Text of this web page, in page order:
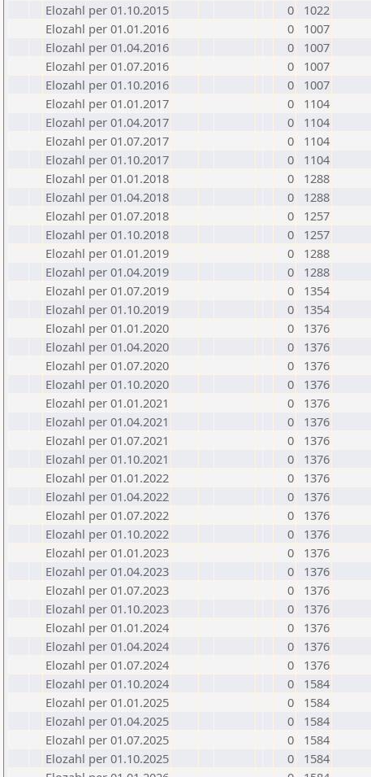
Elozahl per 01.10.2015
0
1022
Elozahl per 01.01.2016
0
1007
Elozahl per 01.04.2016
0
1007
Elozahl per 01.07.2016
0
1007
Elozahl per 01.10.2016
0
1007
Elozahl per 01.01.2017
0
1104
Elozahl per 01.04.2017
0
1104
Elozahl per 01.07.2017
0
1104
Elozahl per 01.10.2017
0
1104
Elozahl per 01.01.2018
0
1288
Elozahl per 01.04.2018
0
1288
Elozahl per 01.07.2018
0
1257
Elozahl per 01.10.2018
0
1257
Elozahl per 01.01.2019
0
1288
Elozahl per 01.04.2019
0
1288
Elozahl per 01.07.2019
0
1354
Elozahl per 01.10.2019
0
1354
Elozahl per 01.01.2020
0
1376
Elozahl per 01.04.2020
0
1376
Elozahl per 01.07.2020
0
1376
Elozahl per 01.10.2020
0
1376
Elozahl per 01.01.2021
0
1376
Elozahl per 01.04.2021
0
1376
Elozahl per 01.07.2021
0
1376
Elozahl per 01.10.2021
0
1376
Elozahl per 01.01.2022
0
1376
Elozahl per 01.04.2022
0
1376
Elozahl per 01.07.2022
0
1376
Elozahl per 01.10.2022
0
1376
Elozahl per 01.01.2023
0
1376
Elozahl per 01.04.2023
0
1376
Elozahl per 01.07.2023
0
1376
Elozahl per 01.10.2023
0
1376
Elozahl per 01.01.2024
0
1376
Elozahl per 01.04.2024
0
1376
Elozahl per 01.07.2024
0
1376
Elozahl per 01.10.2024
0
1584
Elozahl per 01.01.2025
0
1584
Elozahl per 01.04.2025
0
1584
Elozahl per 01.07.2025
0
1584
Elozahl per 01.10.2025
0
1584